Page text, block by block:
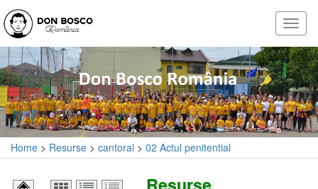
Home > Resurse > cantoral > 02 Actul penitential
Resurse